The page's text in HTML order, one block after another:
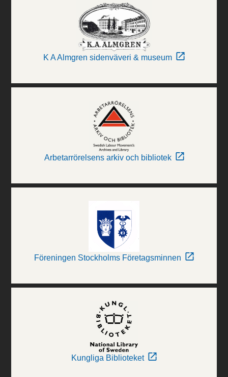
K A Almgren sidenväveri & museum
Arbetarrörelsens arkiv och bibliotek
Föreningen Stockholms Företagsminnen
Kungliga Biblioteket